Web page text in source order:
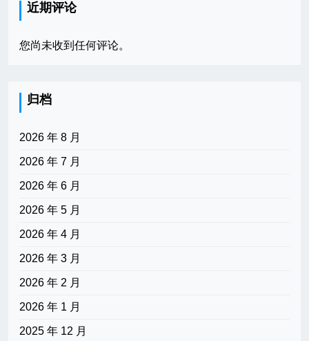
近期评论
您尚未收到任何评论。
归档
2026 年 8 月
2026 年 7 月
2026 年 6 月
2026 年 5 月
2026 年 4 月
2026 年 3 月
2026 年 2 月
2026 年 1 月
2025 年 12 月